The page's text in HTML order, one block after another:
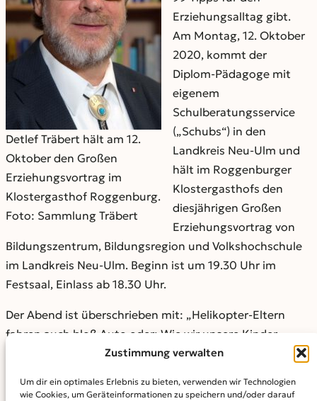
Zustimmung verwalten
Um dir ein optimales Erlebnis zu bieten, verwenden wir Technologien
wie Cookies, um Geräteinformationen zu speichern und/oder darauf
Detlef Träbert hält am 12.
Oktober den Großen
Erziehungsvortrag im
Klostergasthof Roggenburg.
Foto: Sammlung Träbert
Erziehungsalltag gibt.
Am Montag, 12. Oktober
2020, kommt der
Diplom-Pädagoge mit
eigenem
Schulberatungsservice
(„Schubs“) in den
Landkreis Neu-Ulm und
hält im Roggenburger
Klostergasthofs den
diesjährigen Großen
Erziehungsvortrag von
Bildungszentrum, Bildungsregion und Volkshochschule
im Landkreis Neu-Ulm. Beginn ist um 19.30 Uhr im
Festsaal, Einlass ab 18.30 Uhr.
Der Abend ist überschrieben mit: „Helikopter-Eltern
fahren auch bloß Auto oder: Wie wir unsere Kinder
bestmöglich durchs Leben begleiten.“ Dabei geht Detlef
gearbeitet hat und seit 1996 freiberuflich als Berater